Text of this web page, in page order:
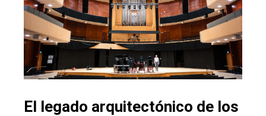
El legado arquitectónico de los